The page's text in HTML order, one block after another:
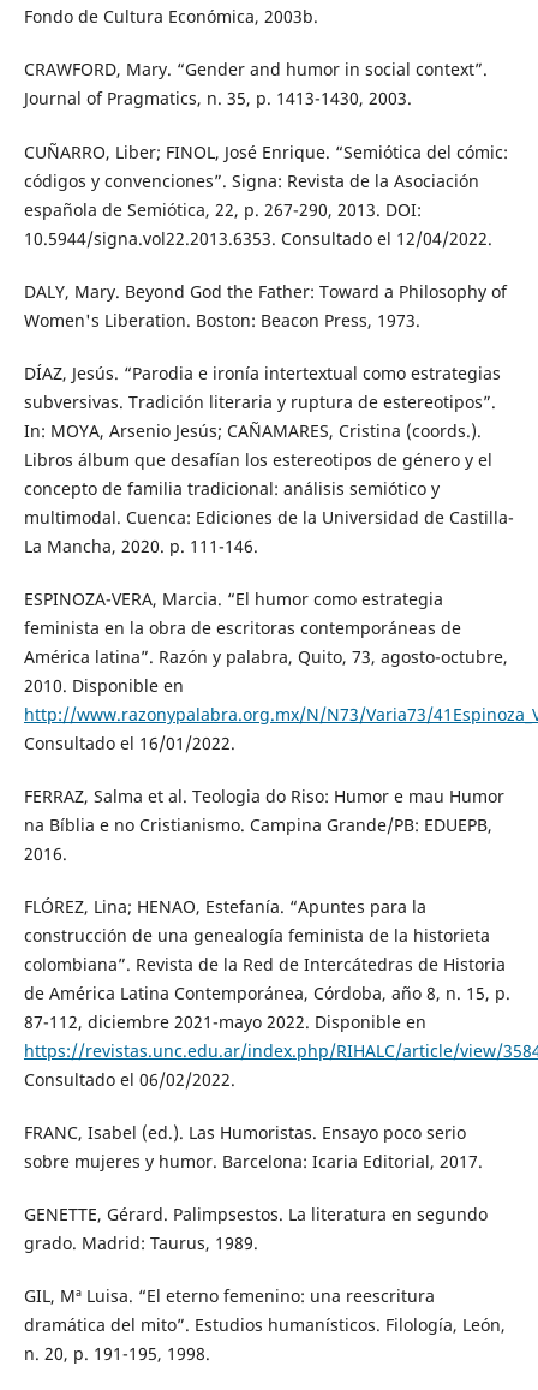
Fondo de Cultura Económica, 2003b.
CRAWFORD, Mary. “Gender and humor in social context”.
Journal of Pragmatics, n. 35, p. 1413-1430, 2003.
CUÑARRO, Liber; FINOL, José Enrique. “Semiótica del cómic:
códigos y convenciones”. Signa: Revista de la Asociación
española de Semiótica, 22, p. 267-290, 2013. DOI:
10.5944/signa.vol22.2013.6353. Consultado el 12/04/2022.
DALY, Mary. Beyond God the Father: Toward a Philosophy of
Women's Liberation. Boston: Beacon Press, 1973.
DÍAZ, Jesús. “Parodia e ironía intertextual como estrategias
subversivas. Tradición literaria y ruptura de estereotipos”.
In: MOYA, Arsenio Jesús; CAÑAMARES, Cristina (coords.).
Libros álbum que desafían los estereotipos de género y el
concepto de familia tradicional: análisis semiótico y
multimodal. Cuenca: Ediciones de la Universidad de Castilla-
La Mancha, 2020. p. 111-146.
ESPINOZA-VERA, Marcia. “El humor como estrategia
feminista en la obra de escritoras contemporáneas de
América latina”. Razón y palabra, Quito, 73, agosto-octubre,
2010. Disponible en
http://www.razonypalabra.org.mx/N/N73/Varia73/
Consultado el 16/01/2022.
FERRAZ, Salma et al. Teologia do Riso: Humor e mau Humor
na Bíblia e no Cristianismo. Campina Grande/PB: EDUEPB,
2016.
FLÓREZ, Lina; HENAO, Estefanía. “Apuntes para la
construcción de una genealogía feminista de la historieta
colombiana”. Revista de la Red de Intercátedras de Historia
de América Latina Contemporánea, Córdoba, año 8, n. 15, p.
87-112, diciembre 2021-mayo 2022. Disponible en
https://revistas.unc.edu.ar/index.php/RIHALC/article/view/
Consultado el 06/02/2022.
FRANC, Isabel (ed.). Las Humoristas. Ensayo poco serio
sobre mujeres y humor. Barcelona: Icaria Editorial, 2017.
GENETTE, Gérard. Palimpsestos. La literatura en segundo
grado. Madrid: Taurus, 1989.
GIL, Mª Luisa. “El eterno femenino: una reescritura
dramática del mito”. Estudios humanísticos. Filología, León,
n. 20, p. 191-195, 1998.